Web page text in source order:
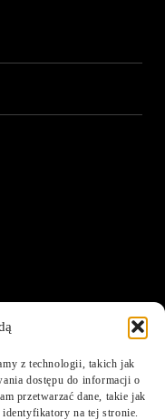
z technologii, takich jak
dostępu do informacji o
przetwarzać dane, takie jak
identyfikatory na tej stronie.